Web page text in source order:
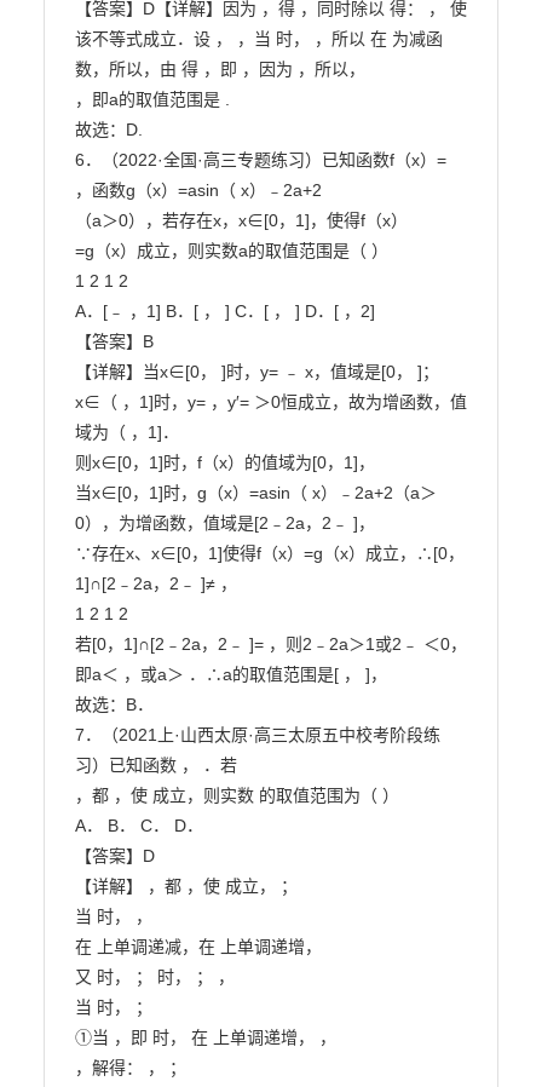
【答案】D【详解】因为 ，得 ，同时除以 得： ， 使
该不等式成立．设 ， ，当 时， ，所以 在 为减函
数，所以，由 得 ，即 ，因为 ，所以，
，即a的取值范围是 .
故选：D.
6．（2022·全国·高三专题练习）已知函数f（x）=
，函数g（x）=asin（ x）﹣2a+2
（a＞0），若存在x，x∈[0，1]，使得f（x）
=g（x）成立，则实数a的取值范围是（ ）
1 2 1 2
A．[﹣ ，1] B．[ ， ] C．[ ， ] D．[ ，2]
【答案】B
【详解】当x∈[0， ]时，y= ﹣ x，值域是[0， ]；
x∈（ ，1]时，y= ，y′= ＞0恒成立，故为增函数，值
域为（ ，1]．
则x∈[0，1]时，f（x）的值域为[0，1]，
当x∈[0，1]时，g（x）=asin（ x）﹣2a+2（a＞
0），为增函数，值域是[2﹣2a，2﹣ ]，
∵存在x、x∈[0，1]使得f（x）=g（x）成立，∴[0，
1]∩[2﹣2a，2﹣ ]≠ ，
1 2 1 2
若[0，1]∩[2﹣2a，2﹣ ]= ，则2﹣2a＞1或2﹣ ＜0，
即a＜ ，或a＞ ．∴a的取值范围是[ ， ]，
故选：B．
7．（2021上·山西太原·高三太原五中校考阶段练
习）已知函数 ， ．若
，都 ，使 成立，则实数 的取值范围为（ ）
A． B． C． D．
【答案】D
【详解】 ，都 ，使 成立， ；
当 时， ，
在 上单调递减，在 上单调递增，
又 时， ； 时， ； ，
当 时， ；
①当 ，即 时， 在 上单调递增， ，
，解得： ， ；